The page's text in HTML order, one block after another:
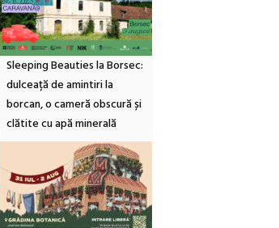
Sleeping Beauties la Borsec:
dulceață de amintiri la
borcan, o cameră obscură și
clătite cu apă minerală